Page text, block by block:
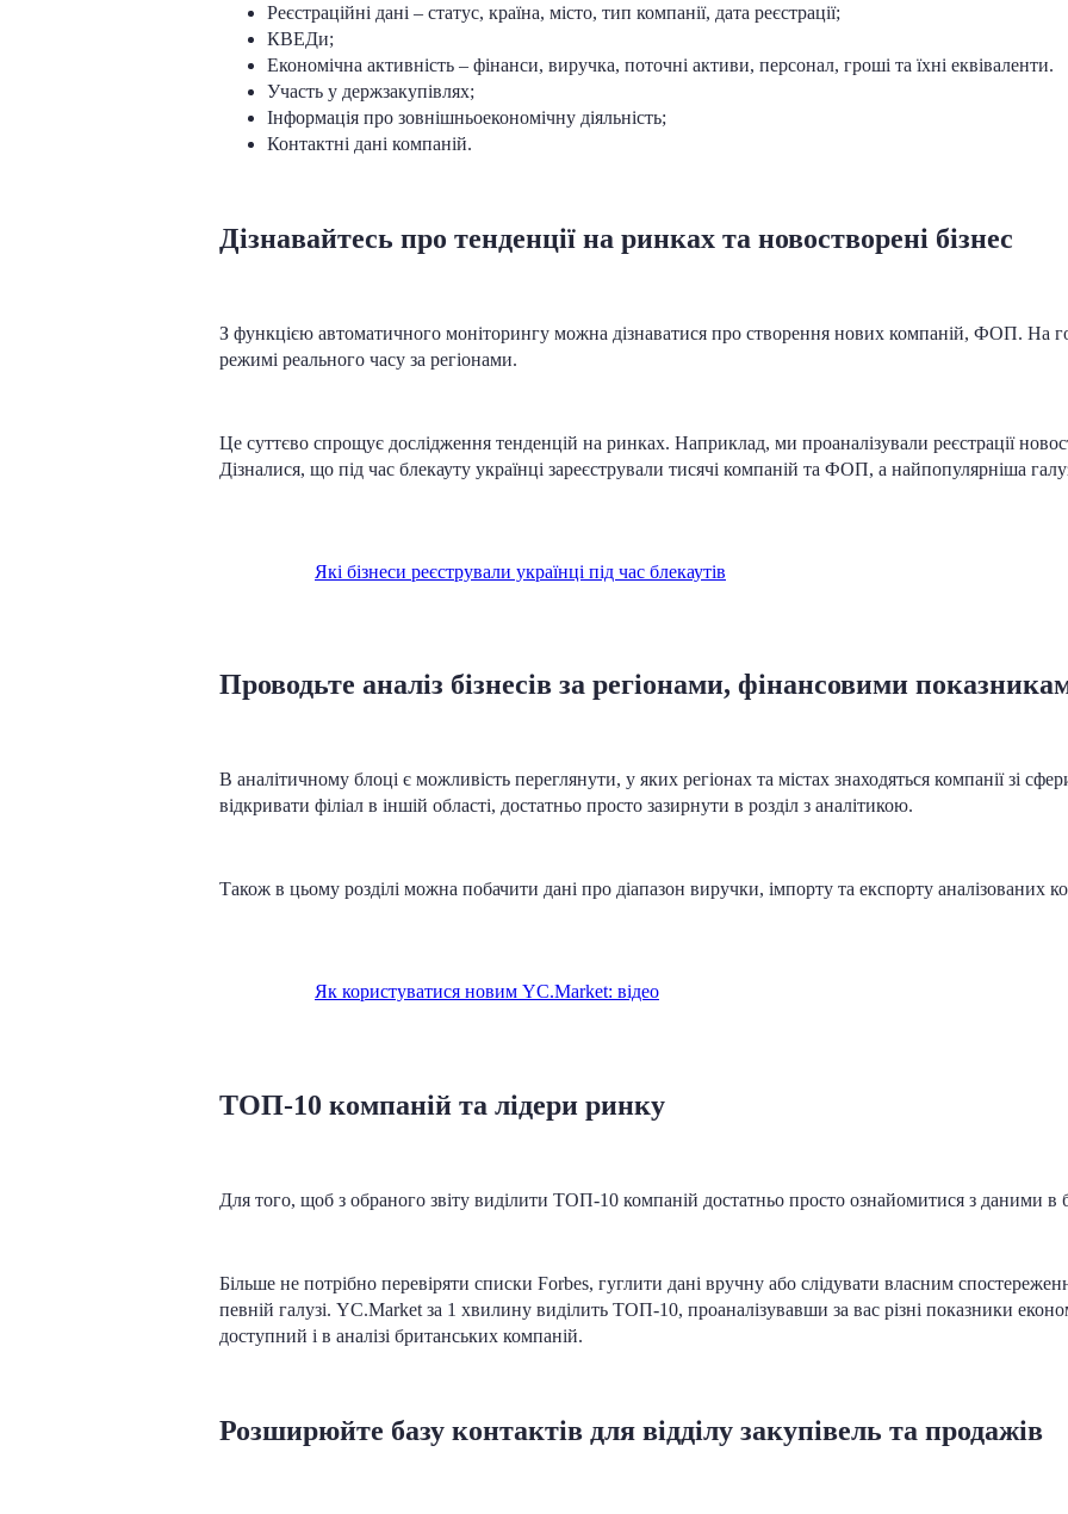
Реєстраційні дані – статус, країна, місто, тип компанії, дата реєстрації;
КВЕДи;
Економічна активність – фінанси, виручка, поточні активи, персонал, гроші та їхні еквіваленти.
Участь у держзакупівлях;
Інформація про зовнішньоекономічну діяльність;
Контактні дані компаній.
Дізнавайтесь про тенденції на ринках та новостворені бізнес
З функцією автоматичного моніторингу можна дізнаватися про створення нових компаній, ФОП. На
режимі реального часу за регіонами.
Це суттєво спрощує дослідження тенденцій на ринках. Наприклад, ми проаналізували реєстрації
Дізналися, що під час блекауту українці зареєстрували тисячі компаній та ФОП, а найпопулярніша
Які бізнеси реєстрували українці під час блекаутів
Проводьте аналіз бізнесів за регіонами, фінансовими
В аналітичному блоці є можливість переглянути, у яких регіонах та містах знаходяться компанії зі
відкривати філіал в іншій області, достатньо просто зазирнути в розділ з аналітикою.
Також в цьому розділі можна побачити дані про діапазон виручки, імпорту та експорту аналізованих
Як користуватися новим YC.Market: відео
ТОП-10 компаній та лідери ринку
Для того, щоб з обраного звіту виділити ТОП-10 компаній достатньо просто ознайомитися з даними в
Більше не потрібно перевіряти списки Forbes, гуглити дані вручну або слідувати власним
певній галузі. YC.Market за 1 хвилину виділить ТОП-10, проаналізувавши за вас різні показники
доступний і в аналізі британських компаній.
Розширюйте базу контактів для відділу закупівель та продажів